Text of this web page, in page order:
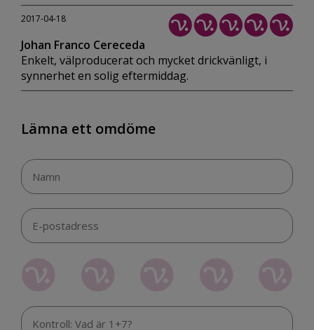
2017-04-18
Johan Franco Cereceda
Enkelt, välproducerat och mycket drickvänligt, i
synnerhet en solig eftermiddag.
Lämna ett omdöme